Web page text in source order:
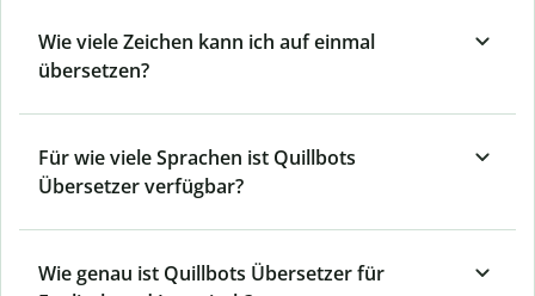
Wie viele Zeichen kann ich auf einmal
übersetzen?
Für wie viele Sprachen ist Quillbots
Übersetzer verfügbar?
Wie genau ist Quillbots Übersetzer für